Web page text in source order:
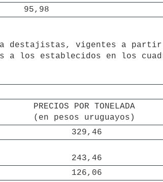
95,98
para destajistas, vigentes a
a los establecidos en los
PRECIOS POR TONELADA
(en pesos uruguayos)
329,46
243,46
126,06